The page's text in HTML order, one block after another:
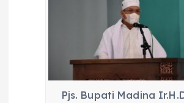
Pjs. Bupati Madina